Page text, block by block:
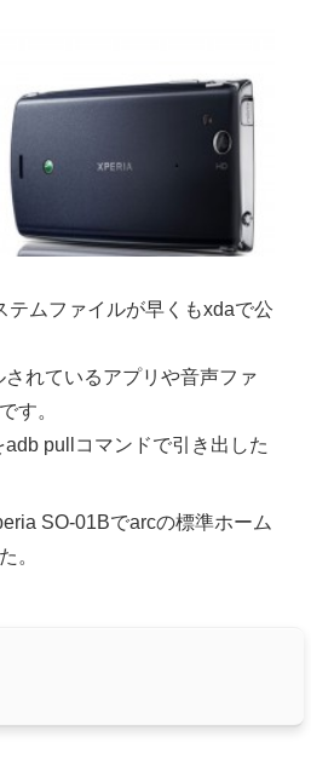
テムファイルが早くもxdaで公
れているアプリや音声ファ
す。
pullコマンドで引き出した
SO-01Bでarcの標準ホーム
。